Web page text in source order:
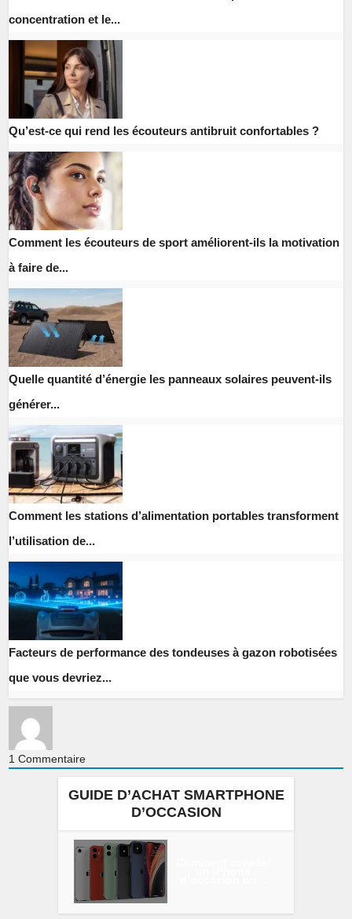
concentration et le...
Qu’est-ce qui rend les écouteurs antibruit confortables ?
Comment les écouteurs de sport améliorent-ils la motivation
à faire de...
Quelle quantité d’énergie les panneaux solaires peuvent-ils
générer...
Comment les stations d’alimentation portables transforment
l’utilisation de...
Facteurs de performance des tondeuses à gazon robotisées
que vous devriez...
1 Commentaire
GUIDE D’ACHAT SMARTPHONE
D’OCCASION